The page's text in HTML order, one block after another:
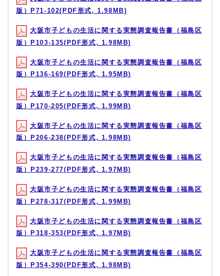
版）P71-102(PDF形式, 1.98MB)
大阪市子どもの生活に関する実態調査報告書（福島区
版）P103-135(PDF形式, 1.98MB)
大阪市子どもの生活に関する実態調査報告書（福島区
版）P136-169(PDF形式, 1.95MB)
大阪市子どもの生活に関する実態調査報告書（福島区
版）P170-205(PDF形式, 1.99MB)
大阪市子どもの生活に関する実態調査報告書（福島区
版）P206-238(PDF形式, 1.98MB)
大阪市子どもの生活に関する実態調査報告書（福島区
版）P239-277(PDF形式, 1.97MB)
大阪市子どもの生活に関する実態調査報告書（福島区
版）P278-317(PDF形式, 1.99MB)
大阪市子どもの生活に関する実態調査報告書（福島区
版）P318-353(PDF形式, 1.97MB)
大阪市子どもの生活に関する実態調査報告書（福島区
版）P354-390(PDF形式, 1.98MB)